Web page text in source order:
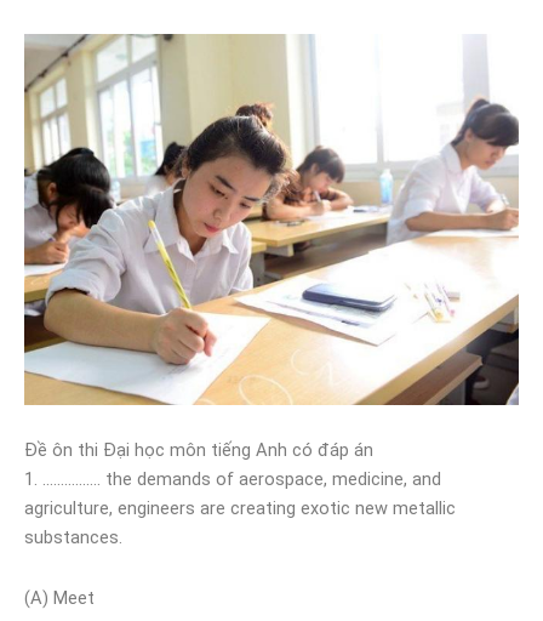
Đề ôn thi Đại học môn tiếng Anh có đáp án
1. ……………. the demands of aerospace, medicine, and
agriculture, engineers are creating exotic new metallic
substances.
(A) Meet